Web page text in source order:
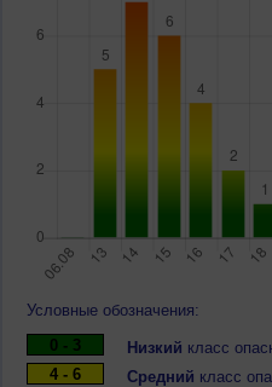
Условные обозначения:
0 - 3
Низкий класс
4 - 6
Средний класс